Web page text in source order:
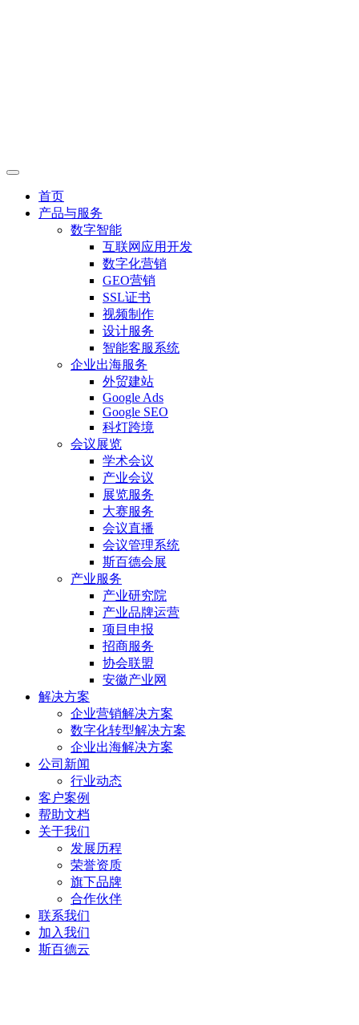
首页
产品与服务
数字智能
互联网应用开发
数字化营销
GEO营销
SSL证书
视频制作
设计服务
智能客服系统
企业出海服务
外贸建站
Google Ads
Google SEO
科灯跨境
会议展览
学术会议
产业会议
展览服务
大赛服务
会议直播
会议管理系统
斯百德会展
产业服务
产业研究院
产业品牌运营
项目申报
招商服务
协会联盟
安徽产业网
解决方案
企业营销解决方案
数字化转型解决方案
企业出海解决方案
公司新闻
行业动态
客户案例
帮助文档
关于我们
发展历程
荣誉资质
旗下品牌
合作伙伴
联系我们
加入我们
斯百德云